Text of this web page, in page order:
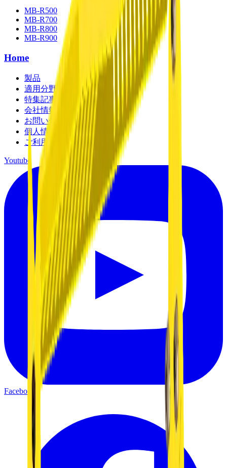
MB-R500
MB-R700
MB-R800
MB-R900
Home
製品
適用分野
特集記事
会社情報
お問い合わせ
個人情報保護方針
ご利用規約
Youtube
Facebook